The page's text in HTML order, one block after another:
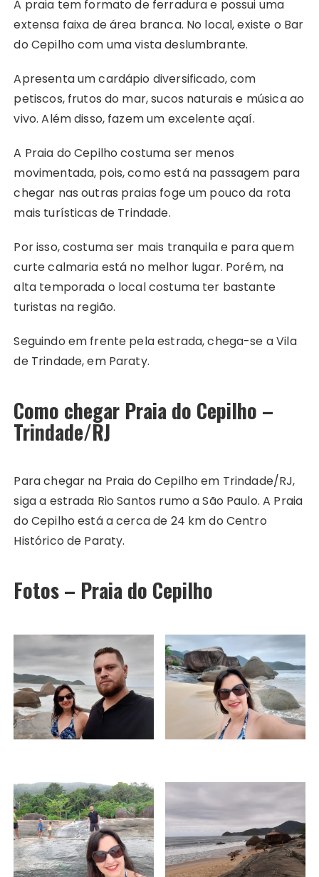
A praia tem formato de ferradura e possui uma
extensa faixa de área branca. No local, existe o Bar
do Cepilho com uma vista deslumbrante.
Apresenta um cardápio diversificado, com
petiscos, frutos do mar, sucos naturais e música ao
vivo. Além disso, fazem um excelente açaí.
A Praia do Cepilho costuma ser menos
movimentada, pois, como está na passagem para
chegar nas outras praias foge um pouco da rota
mais turísticas de Trindade.
Por isso, costuma ser mais tranquila e para quem
curte calmaria está no melhor lugar. Porém, na
alta temporada o local costuma ter bastante
turistas na região.
Seguindo em frente pela estrada, chega-se a Vila
de Trindade, em Paraty.
Como chegar Praia do Cepilho –
Trindade/RJ
Para chegar na Praia do Cepilho em Trindade/RJ,
siga a estrada Rio Santos rumo a São Paulo. A Praia
do Cepilho está a cerca de 24 km do Centro
Histórico de Paraty.
Fotos – Praia do Cepilho